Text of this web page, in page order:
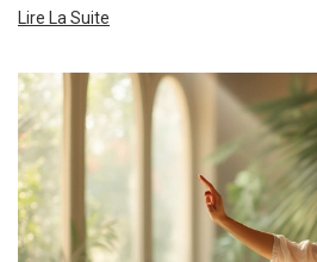
Lire La Suite